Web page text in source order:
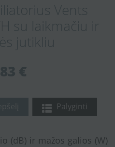
Vents
su laikmačiu ir
jutikliu
€
Palyginti
(dB) ir mažos galios (W)